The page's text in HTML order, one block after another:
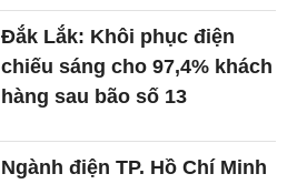
Đắk Lắk: Khôi phục điện
chiếu sáng cho 97,4% khách
hàng sau bão số 13
Ngành điện TP. Hồ Chí Minh